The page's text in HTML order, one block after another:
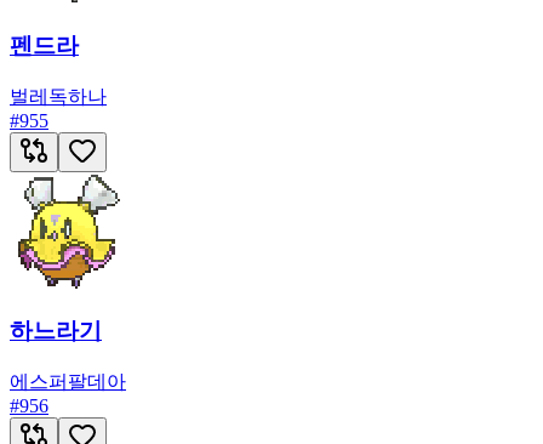
펜드라
벌레 독하나
#955
하느라기
에스퍼 팔데아
#956